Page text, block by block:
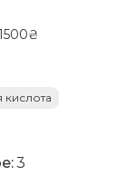
кислота
3